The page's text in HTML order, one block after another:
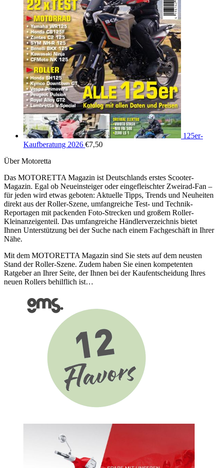
125er-
Kaufberatung 2026 €7,50
Über Motoretta
Das MOTORETTA Magazin ist Deutschlands erstes Scooter-
Magazin. Egal ob Neueinsteiger oder eingefleischter Zweirad-Fan –
für jeden wird etwas geboten: Aktuelle Tipps, Trends und Neuheiten
direkt aus der Roller-Szene, umfangreiche Test- und Technik-
Reportagen mit packenden Foto-Strecken und großem Roller-
Kleinanzeigenteil. Das umfangreiche Händlerverzeichnis bietet
Ihnen Unterstützung bei der Suche nach einem Fachgeschäft in Ihrer
Nähe.
Mit dem MOTORETTA Magazin sind Sie stets auf dem neusten
Stand der Roller-Szene. Zudem haben Sie einen kompetenten
Ratgeber an Ihrer Seite, der Ihnen bei der Kaufentscheidung Ihres
neuen Rollers behilflich ist…